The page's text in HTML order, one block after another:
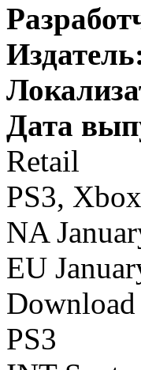
Дата
Retail
PS3,
NA
EU
Download
PS3